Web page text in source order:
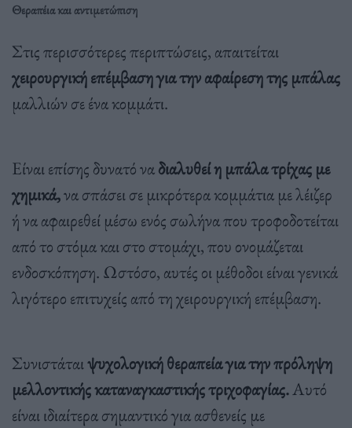
Θεραπέια και αντιμετώπιση
Στις περισσότερες περιπτώσεις, απαιτείται
χειρουργική επέμβαση για την αφαίρεση της μπάλας
μαλλιών σε ένα κομμάτι.
Είναι επίσης δυνατό ναδιαλυθεί η μπάλα τρίχας με
χημικά,να σπάσει σε μικρότερα κομμάτια με λέιζερ
ή να αφαιρεθεί μέσω ενός σωλήνα που τροφοδοτείται
από το στόμα και στο στομάχι, που ονομάζεται
ενδοσκόπηση. Ωστόσο, αυτές οι μέθοδοι είναι γενικά
λιγότερο επιτυχείς από τη χειρουργική επέμβαση.
Συνιστάταιψυχολογική θεραπεία για την πρόληψη
μελλοντικής καταναγκαστικής τριχοφαγίας.Αυτό
είναι ιδιαίτερα σημαντικό για ασθενείς με